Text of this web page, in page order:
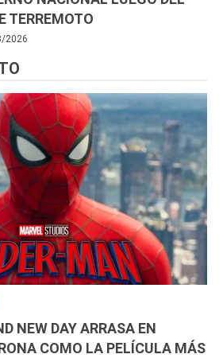
TERREMOTO
2026
NEW DAY ARRASA EN
COMO LA PELÍCULA MÁS